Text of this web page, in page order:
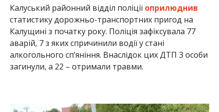
Калуський районний відділ поліції оприлюднив
статистику дорожньо-транспортних пригод на
Калущині з початку року. Поліція зафіксувала 77
аварій, 7 з яких спричинили водії у стані
алкогольного сп’яніння. Внаслідок цих ДТП 3 особи
загинули, а 22 – отримали травми.